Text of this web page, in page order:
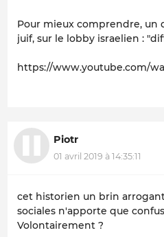
Pour mieux comprendre, un
juif, sur le lobby israelien :
https://www.youtube.com/
Piotr
01 avril 2019 à 14:35:11
cet historien un brin
sociales n'apporte que
Volontairement ?